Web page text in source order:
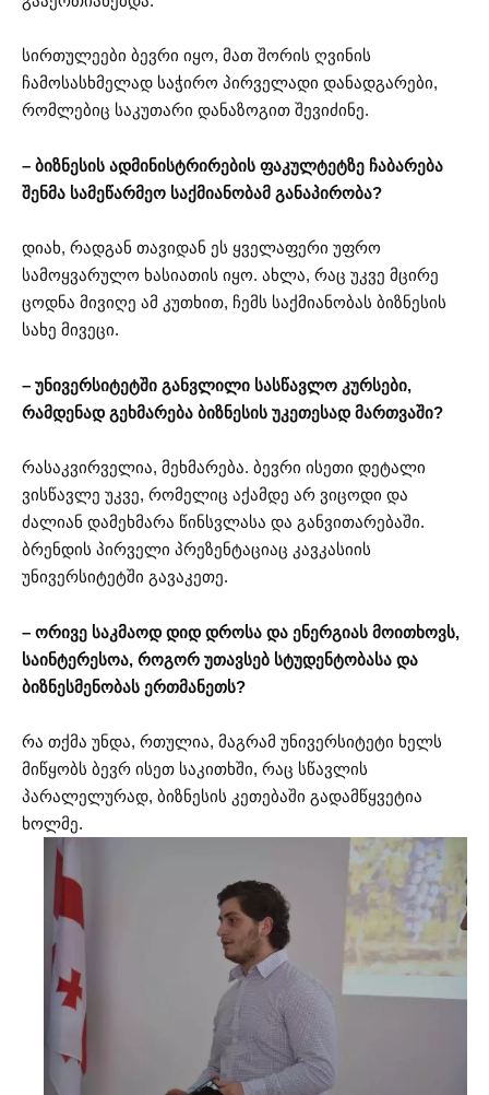
სირთულეები ბევრი იყო, მათ შორის ღვინის
ჩამოსასხმელად საჭირო პირველადი დანადგარები,
რომლებიც საკუთარი დანაზოგით შევიძინე.
– ბიზნესის ადმინისტრირების ფაკულტეტზე ჩაბარება
შენმა სამეწარმეო საქმიანობამ განაპირობა?
დიახ, რადგან თავიდან ეს ყველაფერი უფრო
სამოყვარულო ხასიათის იყო. ახლა, რაც უკვე მცირე
ცოდნა მივიღე ამ კუთხით, ჩემს საქმიანობას ბიზნესის
სახე მივეცი.
– უნივერსიტეტში განვლილი სასწავლო კურსები,
რამდენად გეხმარება ბიზნესის უკეთესად მართვაში?
რასაკვირველია, მეხმარება. ბევრი ისეთი დეტალი
ვისწავლე უკვე, რომელიც აქამდე არ ვიცოდი და
ძალიან დამეხმარა წინსვლასა და განვითარებაში.
ბრენდის პირველი პრეზენტაციაც კავკასიის
უნივერსიტეტში გავაკეთე.
– ორივე საკმაოდ დიდ დროსა და ენერგიას მოითხოვს,
საინტერესოა, როგორ უთავსებ სტუდენტობასა და
ბიზნესმენობას ერთმანეთს?
რა თქმა უნდა, რთულია, მაგრამ უნივერსიტეტი ხელს
მიწყობს ბევრ ისეთ საკითხში, რაც სწავლის
პარალელურად, ბიზნესის კეთებაში გადამწყვეტია
ხოლმე.